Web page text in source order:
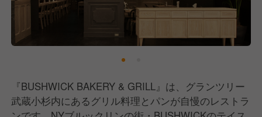
『BUSHWICK BAKERY & GRILL』は、グランツリー
武蔵小杉内にあるグリル料理とパンが自慢のレストラ